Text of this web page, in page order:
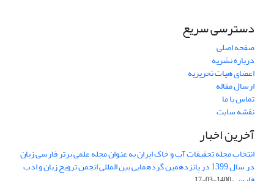
دسترسی سریع
صفحه اصلی
درباره نشریه
اعضای هیات تحریریه
ارسال مقاله
تماس با ما
نقشه سایت
آخرین اخبار
انتخاب مجله تحقیقات آب و خاک ایران به عنوان مجله علمی برتر فارسی زبان
در سال 1399 در پانزدهمین گردهمایی بین المللی انجمن ترویج زبان و ادب